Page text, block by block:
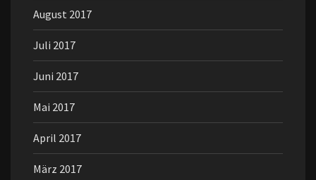
August 2017
Juli 2017
Juni 2017
Mai 2017
April 2017
März 2017